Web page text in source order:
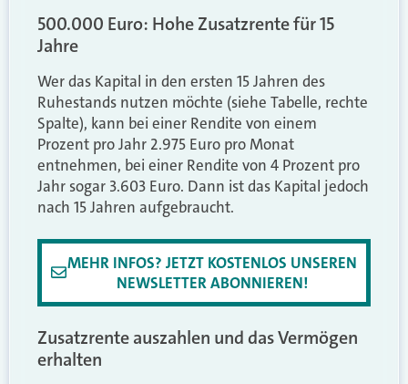
500.000 Euro: Hohe Zusatzrente für 15
Jahre
Wer das Kapital in den ersten 15 Jahren des
Ruhestands nutzen möchte (siehe Tabelle, rechte
Spalte), kann bei einer Rendite von einem
Prozent pro Jahr 2.975 Euro pro Monat
entnehmen, bei einer Rendite von 4 Prozent pro
Jahr sogar 3.603 Euro. Dann ist das Kapital jedoch
nach 15 Jahren aufgebraucht.
MEHR INFOS? JETZT KOSTENLOS UNSEREN
NEWSLETTER ABONNIEREN!
Zusatzrente auszahlen und das Vermögen
erhalten